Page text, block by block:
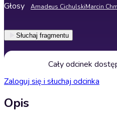
Głosy Amadeus CichulskiMarcin
Słuchaj fragmentu
Cały odcinek
Zaloguj się i słuchaj odcinka
Opis